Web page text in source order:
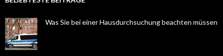
Was Sie bei einer Hausdurchsuchung beachten müssen